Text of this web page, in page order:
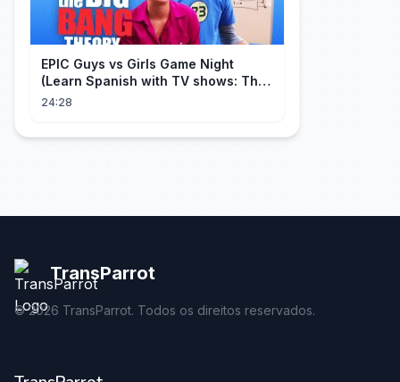
EPIC Guys vs Girls Game Night
(Learn Spanish with TV shows: The
Big Bang Theory)
24:28
TransParrot
©2026 TransParrot. Todos os direitos reservados.